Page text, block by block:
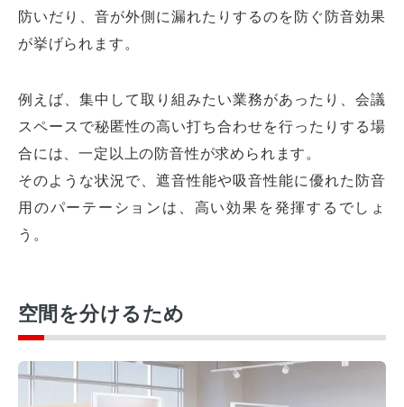
防いだり、音が外側に漏れたりするのを防ぐ防音効果
が挙げられます。
例えば、集中して取り組みたい業務があったり、会議
スペースで秘匿性の高い打ち合わせを行ったりする場
合には、一定以上の防音性が求められます。
そのような状況で、遮音性能や吸音性能に優れた防音
用のパーテーションは、高い効果を発揮するでしょ
う。
空間を分けるため